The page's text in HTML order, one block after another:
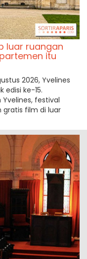
luar ruangan
itu
2026, Yvelines
edisi ke-15.
festival
gratis film di luar